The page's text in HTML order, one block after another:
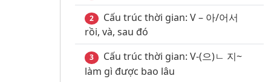
2
Cấu trúc thời gian: V – 아/어서
rồi, và, sau đó
3
Cấu trúc thời gian: V-(으)ㄴ 지~
làm gì được bao lâu